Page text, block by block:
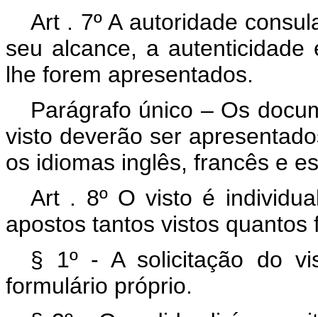
Art . 7º A autoridade
seu alcance, a
lhe forem apresentados.
Parágrafo único – Os
visto deverão ser
os idiomas inglês, francês e
Art . 8º O visto é
apostos tantos vistos
§ 1º - A solicitação do
formulário próprio.